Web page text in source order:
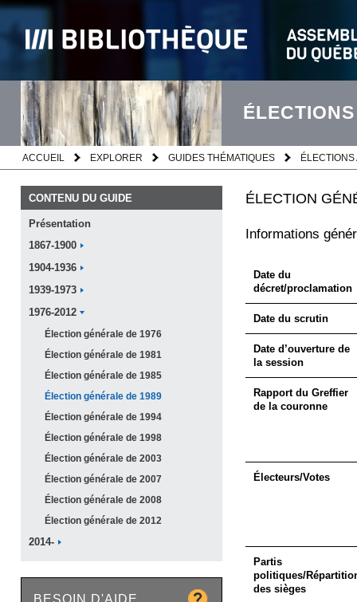
ACCUEIL EXPLORER GUIDES THÉMATIQUES
CONTENU DU GUIDE
Présentation
1867-1900
1904-1936
1939-1973
1976-2012
Élection générale de 1976
Élection générale de 1981
Élection générale de 1985
Élection générale de 1989
Élection générale de 1994
Élection générale de 1998
Élection générale de 2003
Élection générale de 2007
Élection générale de 2008
Élection générale de 2012
2014-
BESOIN D'AIDE
ÉLECTION
Informations
Date du
décret/proclamation
Date du scrutin
Date d’ouverture de
la session
Rapport du Greffier
de la couronne
Électeurs/Votes
Partis
politiques/
des sièges